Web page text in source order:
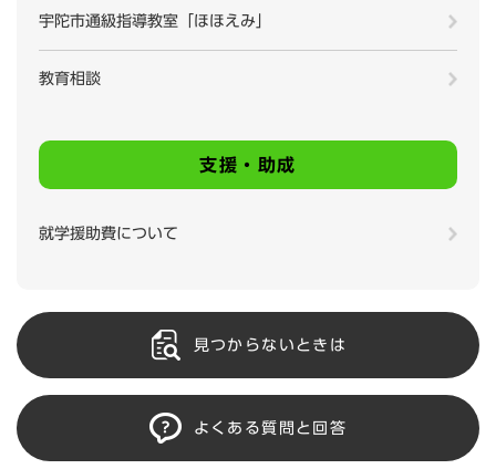
宇陀市通級指導教室「ほほえみ」
教育相談
支援・助成
就学援助費について
見つからないときは
よくある質問と回答